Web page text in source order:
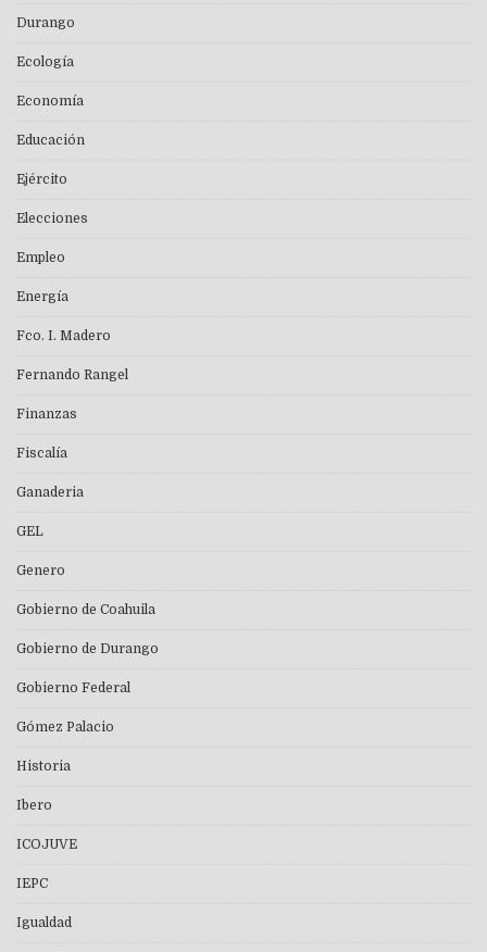
Durango
Ecología
Economía
Educación
Ejército
Elecciones
Empleo
Energía
Fco. I. Madero
Fernando Rangel
Finanzas
Fiscalía
Ganaderia
GEL
Genero
Gobierno de Coahuila
Gobierno de Durango
Gobierno Federal
Gómez Palacio
Historia
Ibero
ICOJUVE
IEPC
Igualdad